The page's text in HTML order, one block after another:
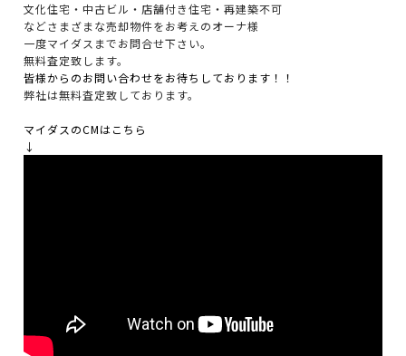
文化住宅・中古ビル・店舗付き住宅・再建築不可
などさまざまな売却物件をお考えのオーナ様
一度マイダスまでお問合せ下さい。
無料査定致します。
皆様からのお問い合わせをお待ちしております！！
弊社は無料査定致しております。
マイダスのCMはこちら
↓